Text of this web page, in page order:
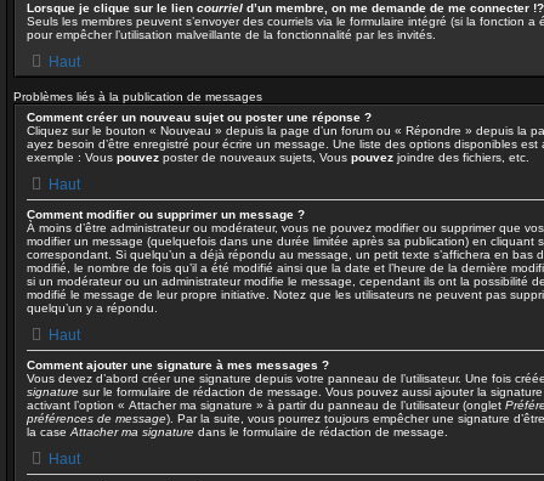
Lorsque je clique sur le lien courriel d’un membre, on me demande de me connecter !?
Seuls les membres peuvent s’envoyer des courriels via le formulaire intégré (si la fonction a
pour empêcher l’utilisation malveillante de la fonctionnalité par les invités.
Haut
Problèmes liés à la publication de messages
Comment créer un nouveau sujet ou poster une réponse ?
Cliquez sur le bouton « Nouveau » depuis la page d’un forum ou « Répondre » depuis la
ayez besoin d’être enregistré pour écrire un message. Une liste des options disponibles
exemple : Vous pouvez poster de nouveaux sujets, Vous pouvez joindre des fichiers, etc.
Haut
Comment modifier ou supprimer un message ?
À moins d’être administrateur ou modérateur, vous ne pouvez modifier ou supprimer que
modifier un message (quelquefois dans une durée limitée après sa publication) en cliquant
correspondant. Si quelqu’un a déjà répondu au message, un petit texte s’affichera en bas
modifié, le nombre de fois qu’il a été modifié ainsi que la date et l’heure de la dernière
si un modérateur ou un administrateur modifie le message, cependant ils ont la possibilité
modifié le message de leur propre initiative. Notez que les utilisateurs ne peuvent pas
quelqu’un y a répondu.
Haut
Comment ajouter une signature à mes messages ?
Vous devez d’abord créer une signature depuis votre panneau de l’utilisateur. Une fois
signature sur le formulaire de rédaction de message. Vous pouvez aussi ajouter la
activant l’option « Attacher ma signature » à partir du panneau de l’utilisateur (onglet
préférences de message). Par la suite, vous pourrez toujours empêcher une signature
la case Attacher ma signature dans le formulaire de rédaction de message.
Haut